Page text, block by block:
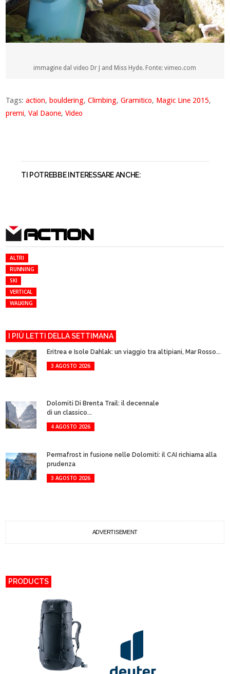
immagine dal video Dr J and Miss Hyde. Fonte: vimeo.com
Tags:action, bouldering,Climbing,Gramitico, Magic Line 2015,
premi,Val Daone,Video
TI POTREBBE INTERESSARE ANCHE:
ACTION
ALTRI
RUNNING
SKI
VERTICAL
WALKING
I PIÙ LETTI DELLA SETTIMANA
Eritrea e Isole Dahlak: un viaggio tra altipiani, Mar Rosso...
3 AGOSTO 2026
Dolomiti Di Brenta Trail: il decennale
di un classico...
4 AGOSTO 2026
Permafrost in fusione nelle Dolomiti: il CAI richiama alla
prudenza
3 AGOSTO 2026
ADVERTISEMENT
PRODUCTS